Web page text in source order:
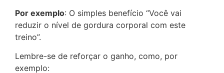
Por exemplo: O simples benefício “Você vai
reduzir o nível de gordura corporal com este
treino”.
Lembre-se de reforçar o ganho, como, por
exemplo: